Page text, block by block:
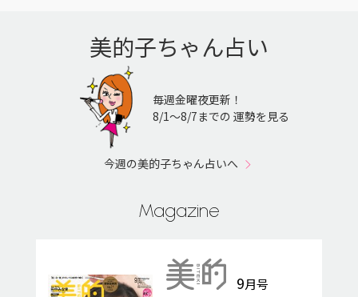
美的子ちゃん占い
毎週金曜夜更新！
8/1〜8/7までの 運勢を見る
今週の美的子ちゃん占いへ
Magazine
9月号